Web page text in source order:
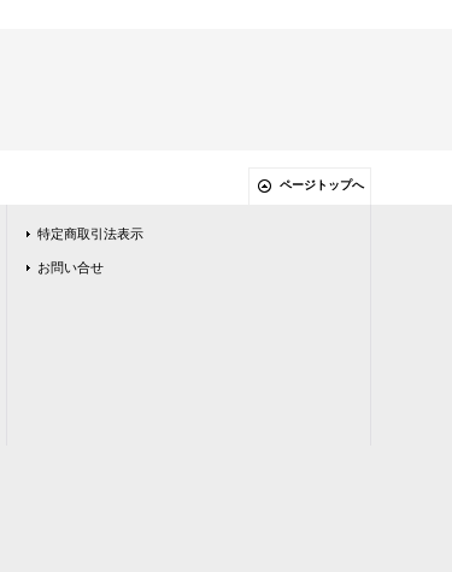
ページトップへ
特定商取引法表示
お問い合せ